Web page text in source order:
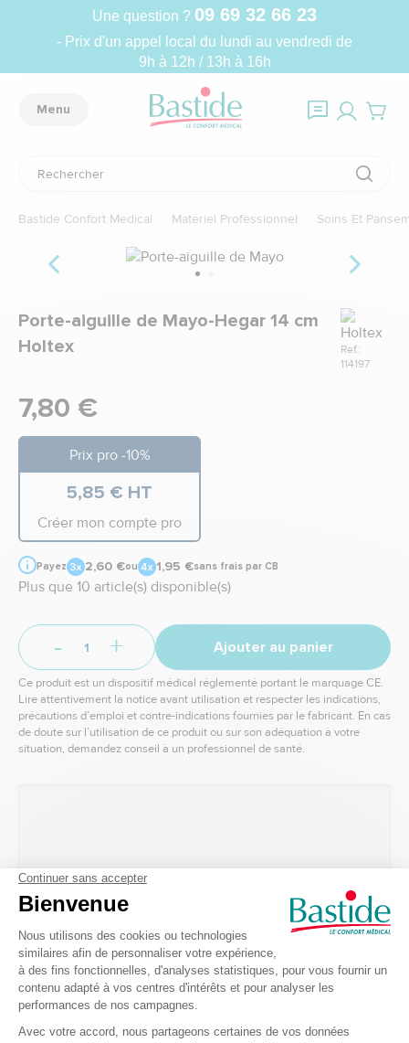
Une question ? 09 69 32 66 23
- Prix d'un appel local du lundi au vendredi de
9h à 12h / 13h à 16h
Menu
Bastide Confort Médical Matériel Professionnel Soins Et
Porte-aiguille de Mayo-Hegar 14 cm
Holtex
Marque
Ref.:
114197
7,80 €
Prix pro -10%
5,85 € HT
Créer mon compte pro
Payez 2,60 €ou 1,95 €sans frais par CB
Plus que 10 article(s) disponible(s)
- + Ajouter au panier
Ce produit est un dispositif médical réglementé portant le marquage CE.
Lire attentivement la notice avant utilisation et respecter les indications,
précautions d’emploi et contre-indications fournies par le fabricant. En cas
de doute sur l’utilisation de ce produit ou sur son adéquation à votre
situation, demandez conseil à un professionnel de santé.
Recevez nos offres et